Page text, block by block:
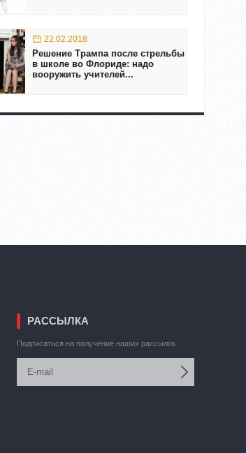
22.02.2018
Решение Трампа после стрельбы
в школе во Флориде: надо
вооружить учителей...
РАССЫЛКА
Подписаться на получение наших рассылок